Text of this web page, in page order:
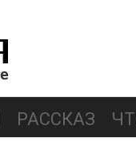
РАССКАЗ